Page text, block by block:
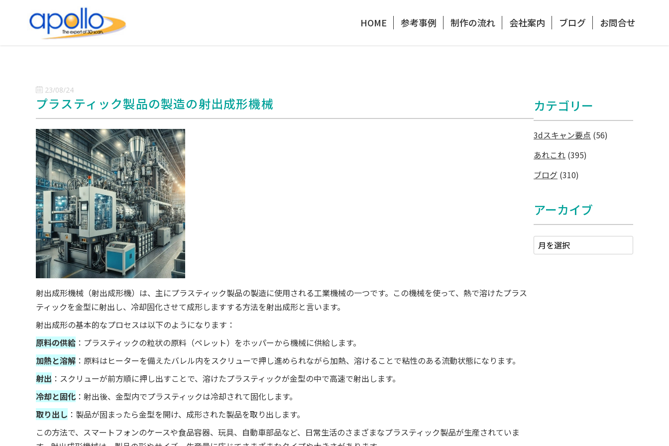
HOME 参考事例 制作の流れ 会社案内 ブログ お問合せ
23/08/24
プラスティック製品の製造の射出成形機械
射出成形機械（射出成形機）は、主にプラスティック製品の製造に使用される工業機械の一つです。この機械を使って、熱で溶けたプラス
ティックを金型に射出し、冷却固化させて成形しますする方法を射出成形と言います。
射出成形の基本的なプロセスは以下のようになります：
原料の供給 ：プラスティックの粒状の原料（ペレット）をホッパーから機械に供給します。
加熱と溶解 ：原料はヒーターを備えたバレル内をスクリューで押し進められながら加熱、溶けることで粘性のある流動状態になります。
射出 ：スクリューが前方順に押し出すことで、溶けたプラスティックが金型の中で高速で射出します。
冷却と固化 ：射出後、金型内でプラスティックは冷却されて固化します。
取り出し ：製品が固まったら金型を開け、成形された製品を取り出します。
この方法で、スマートフォンのケースや食品容器、玩具、自動車部品など、日常生活のさまざまなプラスティック製品が生産されていま
カテゴリー
3dスキャン要点 (56)
あれこれ (395)
ブログ (310)
アーカイブ